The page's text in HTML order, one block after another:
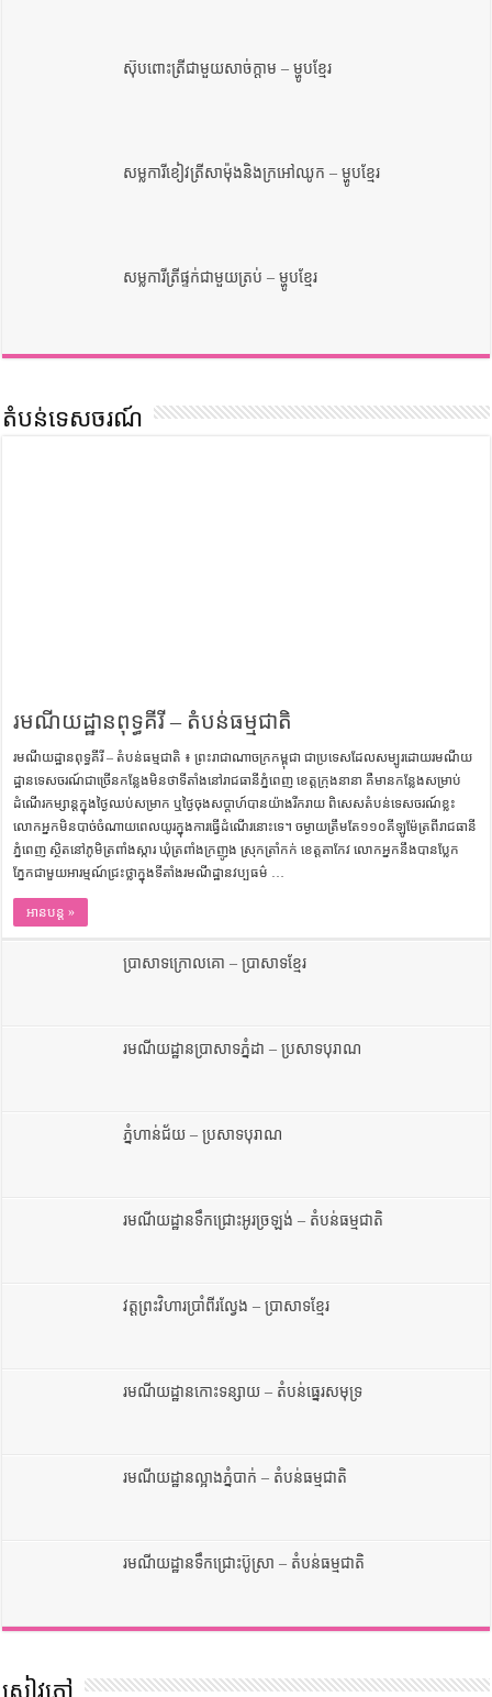
ស៊ុបពោះត្រីជាមួយសាច់ក្តាម – ម្ហូបខ្មែរ
សម្លការីខៀវត្រីសាម៉ុងនិងក្រអៅឈូក – ម្ហូបខ្មែរ
សម្លការីត្រីផ្ទក់ជាមួយត្រប់ – ម្ហូបខ្មែរ
តំបន់ទេសចរណ៍
រមណីយដ្ឋានពុទ្ធគីរី – តំបន់ធម្មជាតិ
រមណីយដ្ឋានពុទ្ធគីរី – តំបន់ធម្មជាតិ ៖ ព្រះរាជាណាចក្រកម្ពុជា ជាប្រទេសដែលសម្បូរដោយរមណីយ
ដ្ឋានទេសចរណ៍​ជាច្រើនកន្លែង​មិន​ថាទីតាំងនៅ​រាជធានីភ្នំពេញ ខេត្តក្រុងនានា គឺមានកន្លែងសម្រាប់
ដំណើរកម្សាន្តក្នុងថ្ងៃឈប់សម្រាក ឬ​ថ្ងៃ​ចុង​សប្តាហ៍បានយ៉ាងរីករាយ ពិសេសតំបន់ទេសចរណ៍ខ្លះ​
លោកអ្នកមិនបាច់ចំណាយ​ពេលយូរក្នុង​ការ​ធ្វើដំណើរនោះទេ។ ចម្ងាយត្រឹមតែ១១០គីឡូម៉ែត្រពីរាជធានី
ភ្នំពេញ ស្ថិតនៅភូមិ​ត្រពាំង​ស្ការ ឃុំ​ត្រពាំង​ក្រញូង ស្រុក​ត្រាំកក់ ខេត្តតាកែវ លោកអ្នកនឹងបានប្លែក
ភ្នែកជាមួយអារម្មណ៍ជ្រះថ្លាក្នុងទីតាំងរមណីដ្ឋានវប្បធម៌ …
អានបន្ត »
ប្រាសាទក្រោលគោ – ប្រាសាទខ្មែរ
រមណីយដ្ឋានប្រាសាទភ្នំដា – ប្រសាទបុរាណ
ភ្នំហាន់ជ័យ – ប្រសាទបុរាណ
រមណីយដ្ឋានទឹកជ្រោះអូរច្រឡង់ – តំបន់ធម្មជាតិ
វត្តព្រះវិហារប្រាំពីរល្វែង – ប្រាសាទខ្មែរ
រមណីយដ្ឋានកោះទន្សាយ – តំបន់ធ្នេរសមុទ្រ
រមណីយដ្ឋានល្អាងភ្នំបាក់ – តំបន់ធម្មជាតិ
រមណីយដ្ឋានទឹកជ្រោះប៊ូស្រា – តំបន់ធម្មជាតិ